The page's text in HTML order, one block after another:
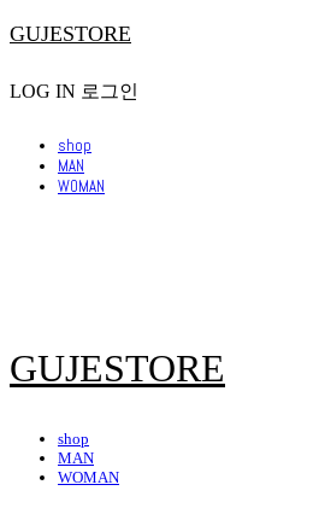
GUJESTORE
LOG IN 로그인
shop
MAN
WOMAN
GUJESTORE
shop
MAN
WOMAN